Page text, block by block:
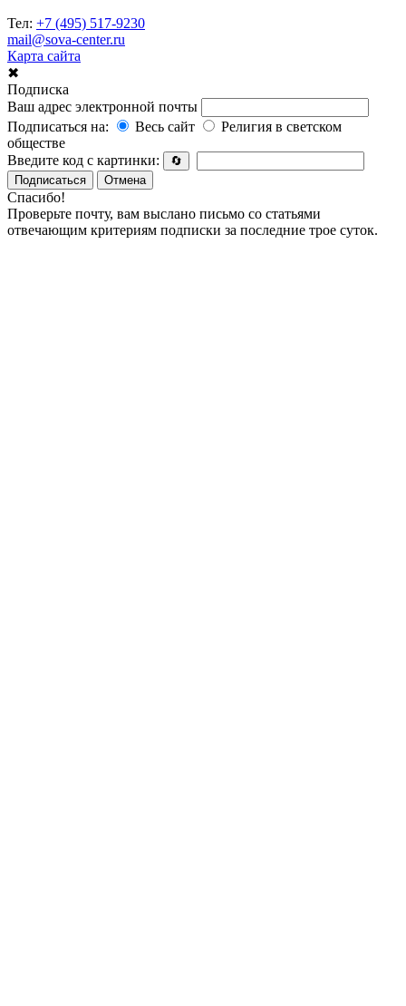
Тел: +7 (495) 517-9230
mail@sova-center.ru
Карта сайта
✖
Подписка
Ваш адрес электронной почты
Подписаться на:
Весь сайт
Религия в светском
обществе
Введите код с картинки:
🔄
Подписаться
Отмена
Спасибо!
Проверьте почту, вам выслано письмо со статьями
отвечающим критериям подписки за последние трое суток.